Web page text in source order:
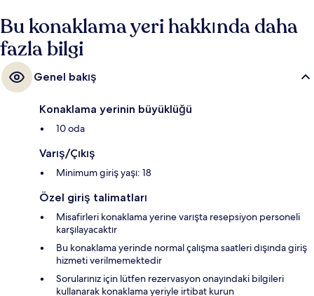
Bu konaklama yeri hakkında daha
fazla bilgi
Genel bakış
Konaklama yerinin büyüklüğü
10 oda
Varış/Çıkış
Minimum giriş yaşı: 18
Özel giriş talimatları
Misafirleri konaklama yerine varışta resepsiyon personeli
karşılayacaktır
Bu konaklama yerinde normal çalışma saatleri dışında giriş
hizmeti verilmemektedir
Sorularınız için lütfen rezervasyon onayındaki bilgileri
kullanarak konaklama yeriyle irtibat kurun